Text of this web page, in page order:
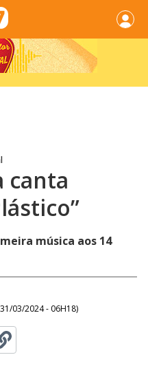
canta
música aos 14
31/03/2024 - 06H18)